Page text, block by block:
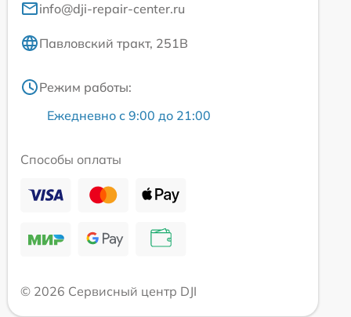
info@dji-repair-center.ru
Павловский тракт, 251В
Режим работы:
Ежедневно с 9:00 до 21:00
Способы оплаты
© 2026 Сервисный центр DJI